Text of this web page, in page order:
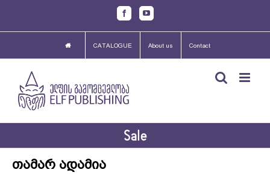
content
FacebookYoutube
CATALOGUE About us Contact
Sale
თამარ ადამია